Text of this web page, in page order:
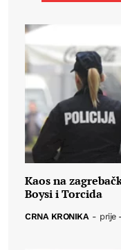
Kaos na
Boysi i Torcida
CRNA KRONIKA - prije